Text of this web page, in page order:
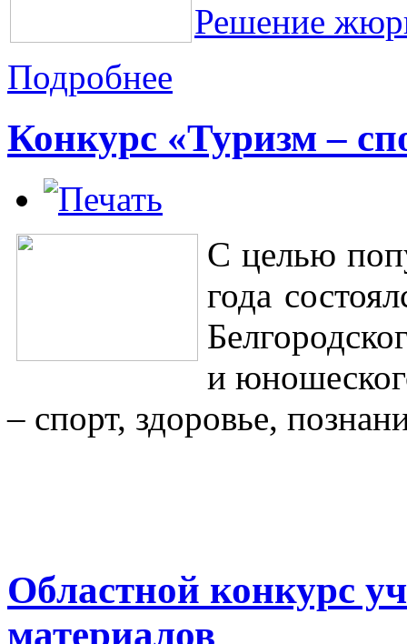
Решение
Подробнее
Конкурс «Туризм –
С целью
года
и
– спорт, здоровье,
Областной конкурс
материалов